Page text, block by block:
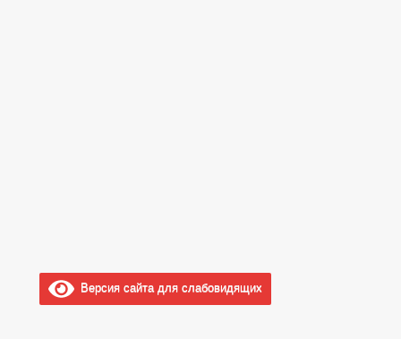
Версия сайта для слабовидящих